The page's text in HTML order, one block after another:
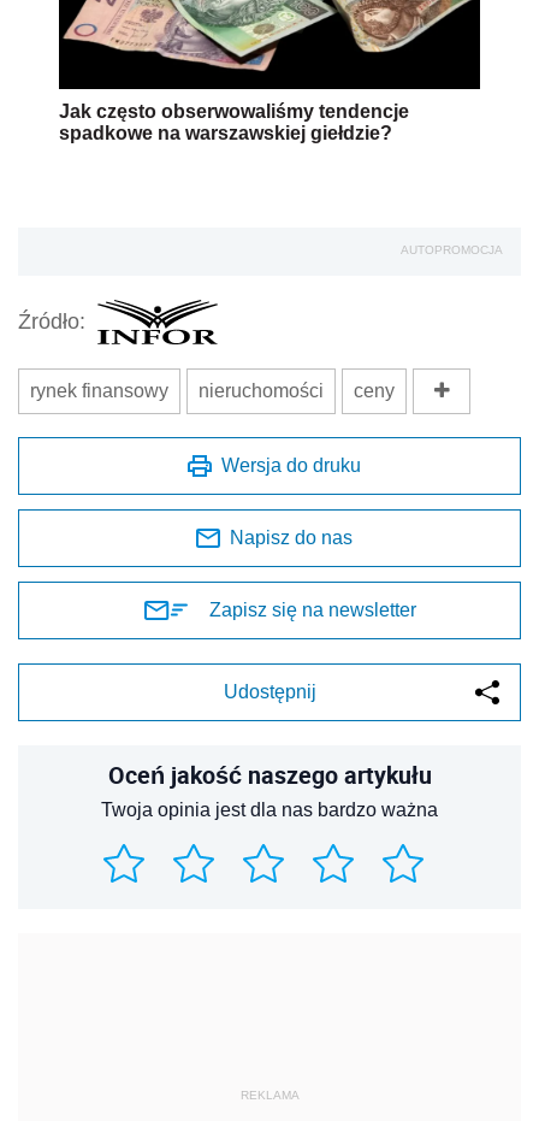
Jak często obserwowaliśmy tendencje
spadkowe na warszawskiej giełdzie?
AUTOPROMOCJA
Źródło:
rynek finansowy nieruchomości ceny
Wersja do druku
Napisz do nas
Zapisz się na newsletter
Udostępnij
Oceń jakość naszego artykułu
Twoja opinia jest dla nas bardzo ważna
REKLAMA